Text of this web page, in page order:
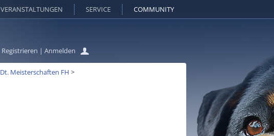
Registrieren | Anmelden
VERANSTALTUNGEN SERVICE COMMUNITY
Dt. Meisterschaften FH >